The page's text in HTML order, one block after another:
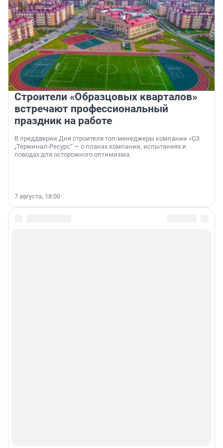
Строители «Образцовых кварталов»
встречают профессиональный
праздник на работе
В преддверии Дня строителя топ-менеджеры компании «СЗ
„Терминал-Ресурс“ — о планах компании, испытаниях и
поводах для осторожного оптимизма.
7 августа, 18:00